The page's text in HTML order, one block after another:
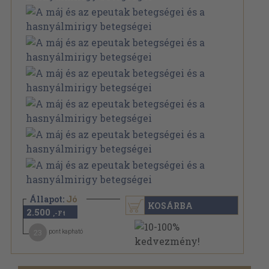
Állapot: Jó
2.500 ,-Ft
pont kapható
KOSÁRBA